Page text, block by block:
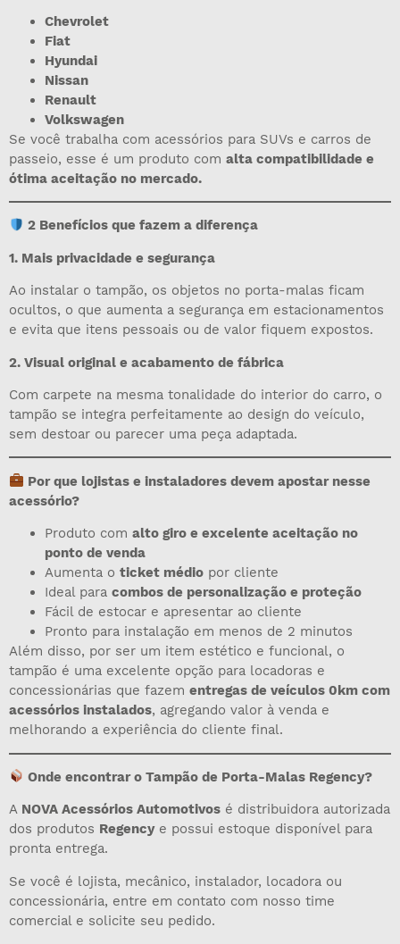
Chevrolet
Fiat
Hyundai
Nissan
Renault
Volkswagen
Se você trabalha com acessórios para SUVs e carros de
passeio, esse é um produto com alta compatibilidade e
ótima aceitação no mercado.
2 Benefícios que fazem a diferença
1. Mais privacidade e segurança
Ao instalar o tampão, os objetos no porta-malas ficam
ocultos, o que aumenta a segurança em estacionamentos
e evita que itens pessoais ou de valor fiquem expostos.
2. Visual original e acabamento de fábrica
Com carpete na mesma tonalidade do interior do carro, o
tampão se integra perfeitamente ao design do veículo,
sem destoar ou parecer uma peça adaptada.
Por que lojistas e instaladores devem apostar nesse
acessório?
Produto com alto giro e excelente aceitação no
ponto de venda
Aumenta o ticket médio por cliente
Ideal para combos de personalização e proteção
Fácil de estocar e apresentar ao cliente
Pronto para instalação em menos de 2 minutos
Além disso, por ser um item estético e funcional, o
tampão é uma excelente opção para locadoras e
concessionárias que fazem entregas de veículos 0km com
acessórios instalados, agregando valor à venda e
melhorando a experiência do cliente final.
Onde encontrar o Tampão de Porta-Malas Regency?
A NOVA Acessórios Automotivos é distribuidora autorizada
dos produtos Regencye possui estoque disponível para
pronta entrega.
Se você é lojista, mecânico, instalador, locadora ou
concessionária, entre em contato com nosso time
comercial e solicite seu pedido.